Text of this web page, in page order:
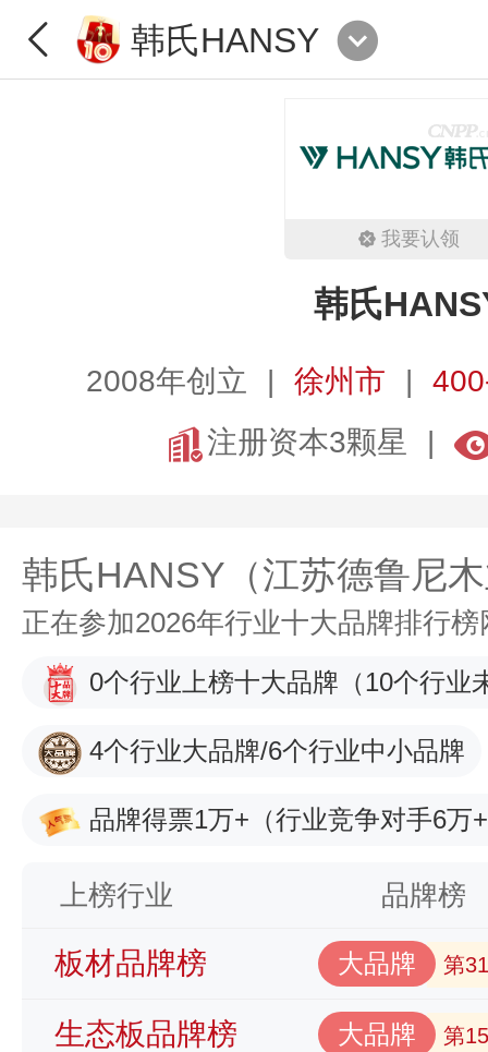
韩氏HANSY
我要认领
韩氏
2008年创立 徐州市
注册资本3颗星
韩氏HANSY（江苏德鲁尼
正在参加2026年行业十大品牌排行
0个行业上榜十大品牌 （10个行业
4个行业大品牌/6个行业中小品牌
品牌得票1万+ （行业竞争对手6万
上榜行业 品牌榜
板材品牌榜 大品牌 第
生态板品牌榜 大品牌 第